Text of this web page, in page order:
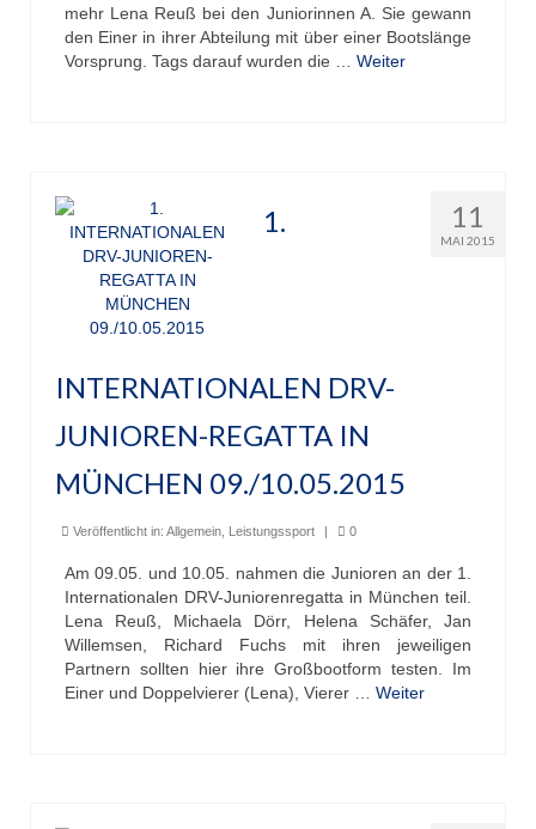
Vereinskleidung
Unser Angebot
Drachenboot
Jugendrudern
Allgemeiner Ruderbetrieb/ Wanderrudern
Übernachtung
Gastronomie
Stiftung
mehr Lena Reuß bei den Juniorinnen A. Sie gewann
den Einer in ihrer Abteilung mit über einer Bootslänge
Vorsprung. Tags darauf wurden die … Weiter
11
MAI 2015
1.
INTERNATIONALEN DRV-
JUNIOREN-REGATTA IN
MÜNCHEN 09./10.05.2015
Veröffentlicht in: Allgemein Leistungssport | 0
Am 09.05. und 10.05. nahmen die Junioren an der 1.
Internationalen DRV-Juniorenregatta in München teil.
Lena Reuß, Michaela Dörr, Helena Schäfer, Jan
Willemsen, Richard Fuchs mit ihren jeweiligen
Partnern sollten hier ihre Großbootform testen. Im
Einer und Doppelvierer (Lena), Vierer … Weiter